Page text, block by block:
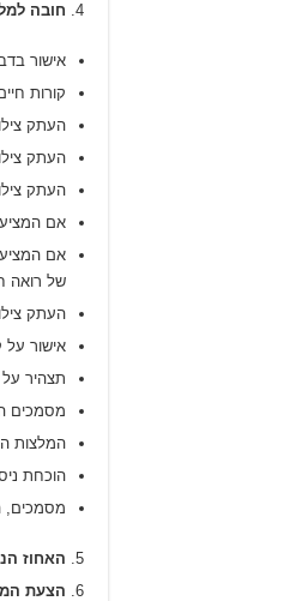
חובה
אישור
קורות
העתק
העתק
העתק
אם המציע
אם המציע
של רואה
העתק
אישור על
תצהיר על
מסמכים המוכיחים
המלצות
הוכחת
מסמכים,
האחוז
הצעת